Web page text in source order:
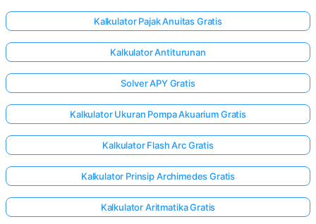
Ada
Ajukan
Anda
Kalkulator Pajak Anuitas Gratis
Kalkulator Antiturunan
Solver APY Gratis
Kalkulator Ukuran Pompa Akuarium Gratis
Kalkulator Flash Arc Gratis
Kalkulator Prinsip Archimedes Gratis
Kalkulator Aritmatika Gratis